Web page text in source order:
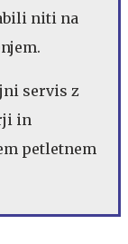
niti na
servis z
in
petletnem